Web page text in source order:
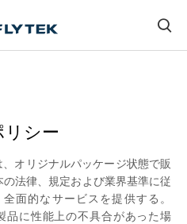
リシー
オリジナルパッケージ状態で販
法律、規定および業界基準に従
面的なサービスを提供する。
品に性能上の不具合があった場